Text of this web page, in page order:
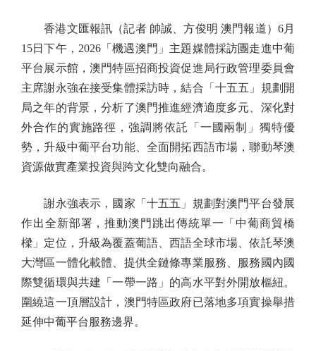
香港文匯報訊（記者 帥誠、方俊明 澳門報道）6月
15日下午，2026「機遇澳門」主題媒體採訪團走進中葡
平台展示館，澳門特區招商投資促進局行政管理委員會
主席謝永強在接受集體採訪時，結合「十五五」規劃開
局之年的背景，分析了澳門推進經濟適度多元、深化對
外合作的實施路徑，強調將依託「一國兩制」獨特優
勢，升級中葡平台功能、全面開拓西語市場，聯動琴澳
資源做實產業投資與跨文化雙向融合。
謝永強表示，國家「十五五」規劃對澳門平台發展
作出全新部署，推動澳門跳出傳統單一「中葡商貿橋
樑」定位，升級為覆蓋葡語、西語全球市場、依託琴澳
大灣區一體化載體、提供全鏈條專業服務、服務國內國
際雙循環與共建「一帶一路」的高水平對外開放樞紐。
圍繞這一頂層設計，澳門特區政府已落地多項實操舉措
延伸中葡平台服務邊界。